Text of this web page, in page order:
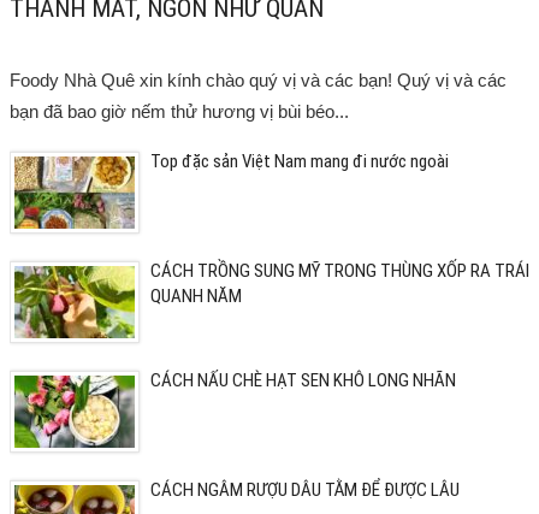
THANH MÁT, NGON NHƯ QUÁN
Foody Nhà Quê xin kính chào quý vị và các bạn! Quý vị và các
bạn đã bao giờ nếm thử hương vị bùi béo...
Top đặc sản Việt Nam mang đi nước ngoài
CÁCH TRỒNG SUNG MỸ TRONG THÙNG XỐP RA TRÁI
QUANH NĂM
CÁCH NẤU CHÈ HẠT SEN KHÔ LONG NHÃN
CÁCH NGÂM RƯỢU DÂU TẰM ĐỂ ĐƯỢC LÂU